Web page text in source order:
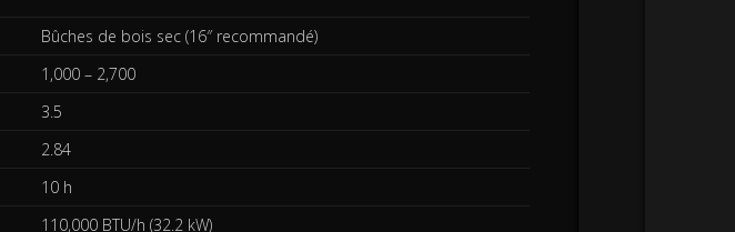
Bûches de bois sec (16″ recommandé)
1,000 – 2,700
3.5
2.84
10 h
110,000 BTU/h (32.2 kW)